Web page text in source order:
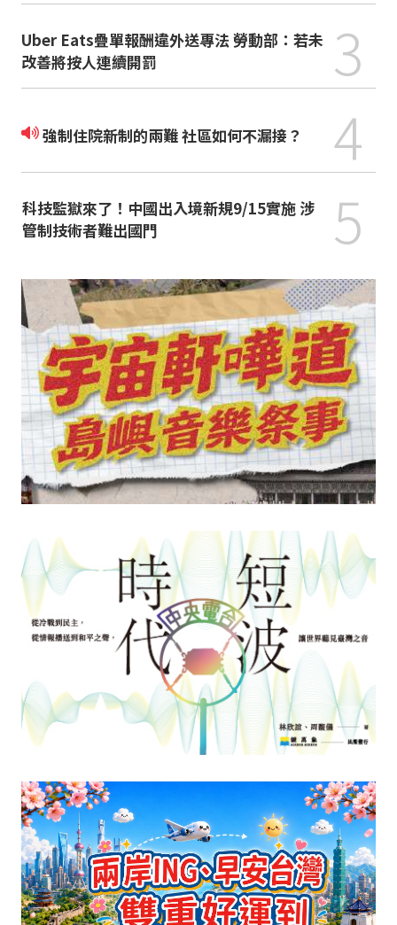
Uber Eats疊單報酬違外送專法 勞動部：若未
改善將按人連續開罰
3
強制住院新制的兩難 社區如何不漏接？ 4
科技監獄來了！中國出入境新規9/15實施 涉
管制技術者難出國門
5